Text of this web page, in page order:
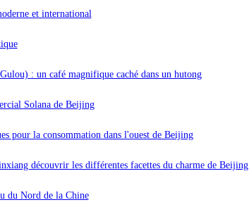
et international
: un café magnifique caché dans un hutong
Solana de Beijing
pour la consommation dans l'ouest de Beijing
découvrir les différentes facettes du charme de Beijing
du Nord de la Chine